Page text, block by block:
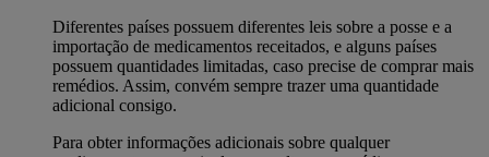
Diferentes países possuem diferentes leis sobre a posse e a
importação de medicamentos receitados, e alguns países
possuem quantidades limitadas, caso precise de comprar mais
remédios. Assim, convém sempre trazer uma quantidade
adicional consigo.
Para obter informações adicionais sobre qualquer